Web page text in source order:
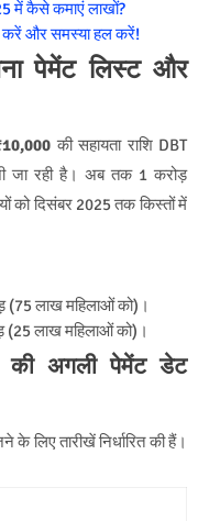
में कैसे कमाएं लाखों?
करें और समस्या हल करें!
पेमेंट लिस्ट और
की सहायता राशि DBT
जा रही है। अब तक 1 करोड़
को दिसंबर 2025 तक किस्तों में
(75 लाख महिलाओं को)।
(25 लाख महिलाओं को)।
की अगली पेमेंट डेट
लिए तारीखें निर्धारित की हैं।